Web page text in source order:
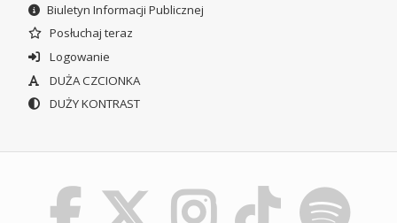
Biuletyn Informacji Publicznej
Posłuchaj teraz
Logowanie
DUŻA CZCIONKA
DUŻY KONTRAST